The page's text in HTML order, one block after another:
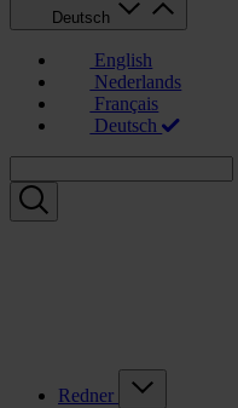
Deutsch
English
Nederlands
Français
Deutsch
Redner